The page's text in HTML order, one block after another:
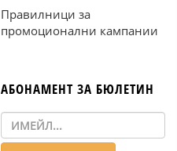
Правилници за
промоционални кампании
АБОНАМЕНТ ЗА БЮЛЕТИН